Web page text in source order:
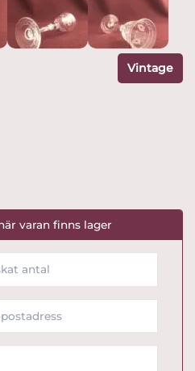
Vintage
varan finns lager